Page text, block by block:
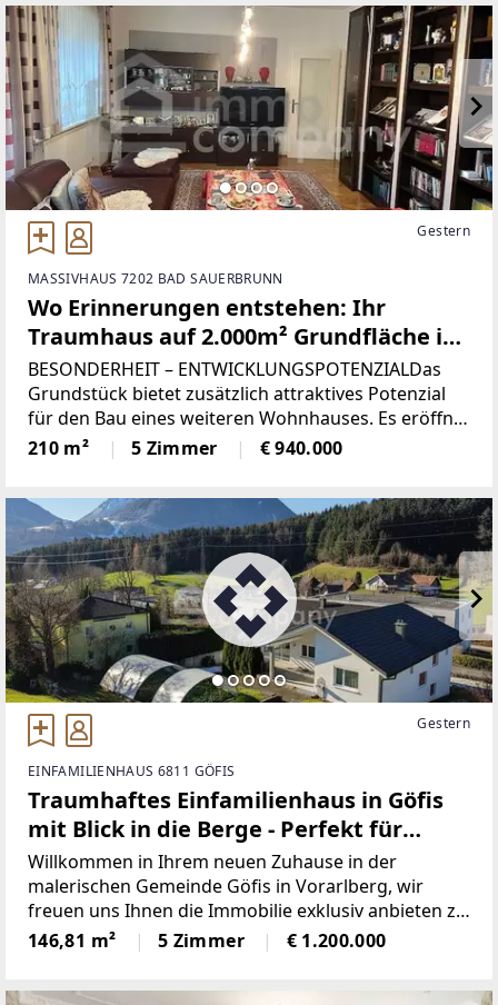
Gestern
MASSIVHAUS 7202 BAD SAUERBRUNN
Wo Erinnerungen entstehen: Ihr
Traumhaus auf 2.000m² Grundfläche im
Burgenland!
BESONDERHEIT – ENTWICKLUNGSPOTENZIALDas
Grundstück bietet zusätzlich attraktives Potenzial
für den Bau eines weiteren Wohnhauses. Es eröffnet
interessante Perspektiven für Wohnen von mehrere
Generationen auf einem Grundstück. Willkommen
210 m² 5 Zimmer € 940.000
Gestern
EINFAMILIENHAUS 6811 GÖFIS
Traumhaftes Einfamilienhaus in Göfis
mit Blick in die Berge - Perfekt für
Familien
Willkommen in Ihrem neuen Zuhause in der
malerischen Gemeinde Göfis in Vorarlberg, wir
freuen uns Ihnen die Immobilie exklusiv anbieten zu
dürfen und stehen gerne für eine Begehung zur
Verfügung. Die Lage des Domizils stellt eine
146,81 m² 5 Zimmer € 1.200.000